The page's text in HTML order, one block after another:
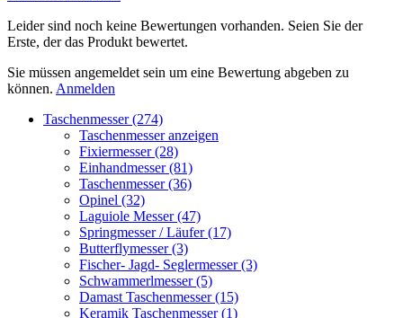
Leider sind noch keine Bewertungen vorhanden. Seien Sie der
Erste, der das Produkt bewertet.
Sie müssen angemeldet sein um eine Bewertung abgeben zu
können. Anmelden
Taschenmesser (274)
Taschenmesser anzeigen
Fixiermesser (28)
Einhandmesser (81)
Taschenmesser (36)
Opinel (32)
Laguiole Messer (47)
Springmesser / Läufer (17)
Butterflymesser (3)
Fischer- Jagd- Seglermesser (3)
Schwammerlmesser (5)
Damast Taschenmesser (15)
Keramik Taschenmesser (1)